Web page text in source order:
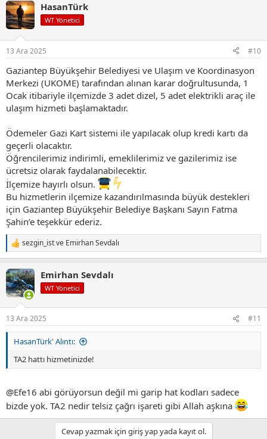
k
i
l
:
HasanTürk
WT Yönetici
13 Ara 2025 #10
Gaziantep Büyükşehir Belediyesi ve Ulaşım ve Koordinasyon
Merkezi (UKOME) tarafından alınan karar doğrultusunda, 1
Ocak itibariyle ilçemizde 3 adet dizel, 5 adet elektrikli araç ile
ulaşım hizmeti başlamaktadır.
Ödemeler Gazi Kart sistemi ile yapılacak olup kredi kartı da
geçerli olacaktır.
Öğrencilerimiz indirimli, emeklilerimiz ve gazilerimiz ise
ücretsiz olarak faydalanabilecektir.
İlçemize hayırlı olsun.
Bu hizmetlerin ilçemize kazandırılmasında büyük destekleri
için Gaziantep Büyükşehir Belediye Başkanı Sayın Fatma
Şahin’e teşekkür ederiz.
T
e
k
i
l
:
sezgin_istve Emirhan Sevdalı
Emirhan Sevdalı
WT Yönetici
13 Ara 2025 #11
HasanTürk' Alıntı:
TA2 hattı hizmetinizde!
@Efe16 abi görüyorsun değil mi garip hat kodları sadece
bizde yok. TA2 nedir telsiz çağrı işareti gibi Allah aşkına
Cevap yazmak için giriş yap yada kayıt ol.